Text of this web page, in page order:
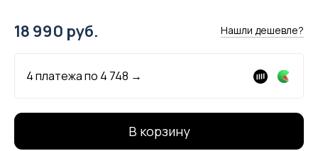
18 990 руб. Нашли дешевле?
4 платежа по 4 748 →
В корзину